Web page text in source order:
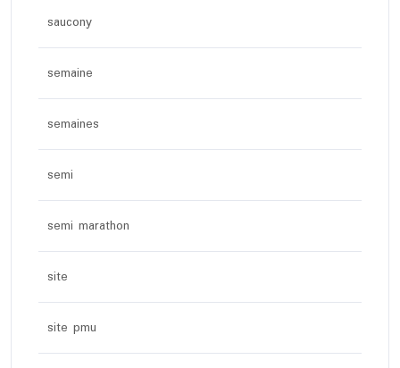
saucony
semaine
semaines
semi
semi marathon
site
site pmu